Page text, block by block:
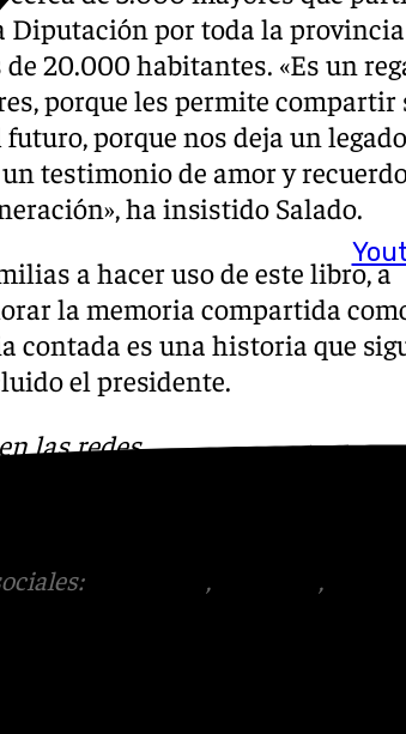
Diputación por toda la provincia
20.000 habitantes. «Es un
porque les permite compartir
porque nos deja un
testimonio de amor y
ha insistido Salado.
a hacer uso de este libro, a
la memoria compartida
contada es una historia que
el presidente.
las redes
, ,